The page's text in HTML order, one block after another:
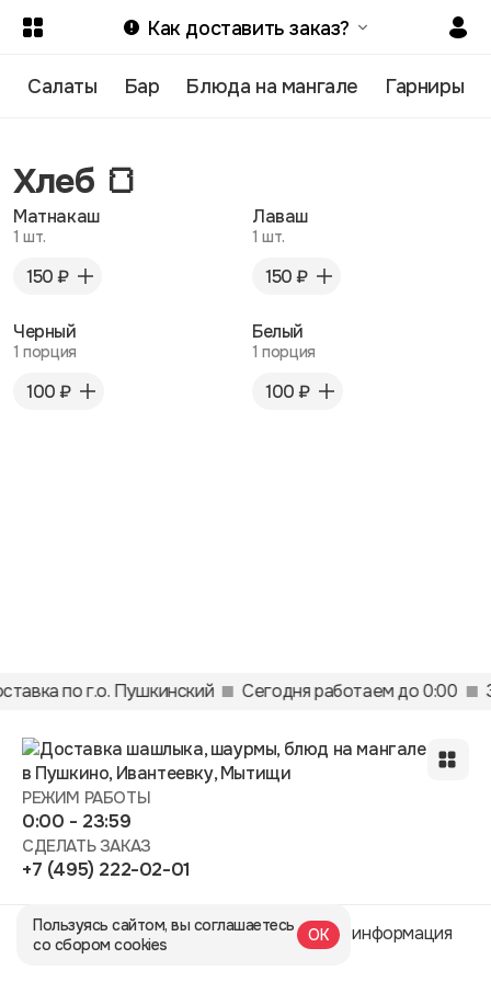
Как доставить заказ?
Салаты Бар Блюда на мангале Гарниры
Хлеб 🍞
Матнакаш
1 шт.
150 ₽
Лаваш
1 шт.
150 ₽
Черный
1 порция
100 ₽
Белый
1 порция
100 ₽
по г.о. Пушкинский Сегодня работаем до 0:00
РЕЖИМ РАБОТЫ
0:00 - 23:59
СДЕЛАТЬ ЗАКАЗ
+7 (495) 222-02-01
Кафе Красная гора © 2025 Правовая информация
Пользуясь сайтом, вы соглашаетесь
со сбором cookies
ОК